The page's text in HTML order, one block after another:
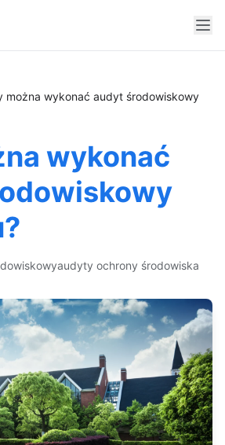
można wykonać audyt środowiskowy
wykonać
audyty ochrony środowiska